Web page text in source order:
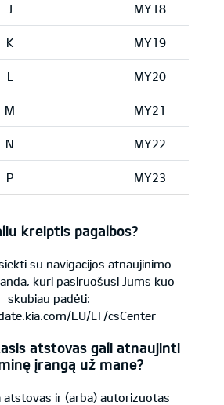
J MY18
K MY19
L MY20
M MY21
N MY22
P MY23
kreiptis pagalbos?
su navigacijos atnaujinimo
kuri pasiruošusi Jums kuo
skubiau padėti:
EU/LT/csCenter
atstovas gali atnaujinti
įrangą už mane?
atstovas ir (arba) autorizuotas